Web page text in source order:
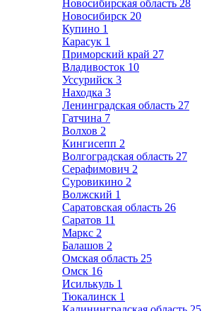
Новосибирская область 28
Новосибирск 20
Купино 1
Карасук 1
Приморский край 27
Владивосток 10
Уссурийск 3
Находка 3
Ленинградская область 27
Гатчина 7
Волхов 2
Кингисепп 2
Волгоградская область 27
Серафимович 2
Суровикино 2
Волжский 1
Саратовская область 26
Саратов 11
Маркс 2
Балашов 2
Омская область 25
Омск 16
Исилькуль 1
Тюкалинск 1